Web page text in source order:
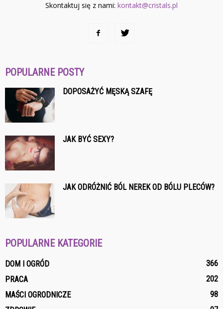
Skontaktuj się z nami: kontakt@cristals.pl
POPULARNE POSTY
DOPOSAŻYĆ MĘSKĄ SZAFĘ
JAK BYĆ SEXY?
JAK ODRÓŻNIĆ BÓL NEREK OD BÓLU PLECÓW?
POPULARNE KATEGORIE
DOM I OGRÓD
366
PRACA
202
MAŚCI OGRODNICZE
98